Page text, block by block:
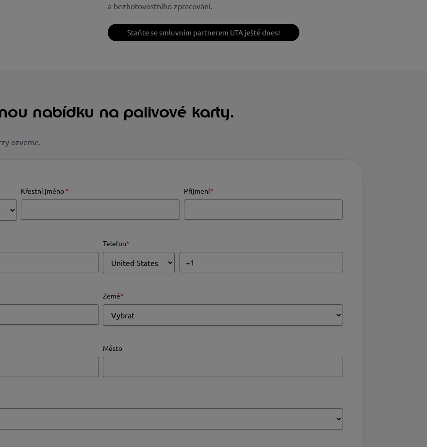
a bezhotovostního zpracování.
Staňte se smluvním partnerem UTA ještě dnes!
nabídku na palivové karty.
ozveme.
Křestní jméno* Příjmení*
Telefon*
Země*
Město